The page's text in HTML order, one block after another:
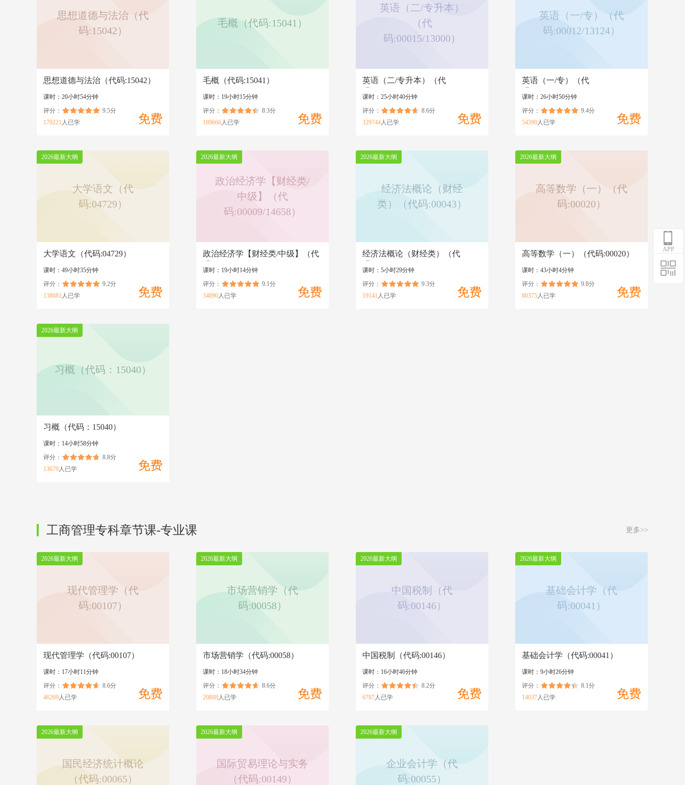
思想道德与法治（代
码:15042）
思想道德与法治（代码:15042）
课时：20小时54分钟
免费
评分：
9.5分
170221 人已学
毛概（代码:15041）
毛概（代码:15041）
课时：19小时15分钟
免费
评分：
8.3分
189666人已学
英语（二/专升本）
（代
码:00015/13000）
英语（二/专升本）（代
课时：25小时40分钟
免费
评分：
8.6分
329744人已学
英语（一/专）（代
码:00012/13124）
英语（一/专）（代
课时：26小时50分钟
免费
评分：
9.4分
54590人已学
2026最新大纲
大学语文（代
码:04729）
大学语文（代码:04729）
课时：49小时35分钟
免费
评分：
9.2分
138681 人已学
2026最新大纲
政治经济学【财经类/
中级】（代
码:00009/14658）
政治经济学【财经类/中级】（代
课时：19小时14分钟
免费
评分：
9.1分
34890人已学
2026最新大纲
经济法概论（财经
类）（代码:00043）
经济法概论（财经类）（代
课时：5小时29分钟
免费
评分：
9.3分
19141 人已学
2026最新大纲
高等数学（一）（代
码:00020）
高等数学（一）（代码:00020）
课时：43小时4分钟
免费
评分：
9.8分
80375人已学
2026最新大纲
习概（代码：15040）
习概（代码：15040）
课时：14小时58分钟
免费
评分：
8.8分
13679人已学
工商管理专科章节课-专业课 更多>>
2026最新大纲
现代管理学（代
码:00107）
现代管理学（代码:00107）
课时：17小时11分钟
免费
评分：
8.6分
46269人已学
2026最新大纲
市场营销学（代
码:00058）
市场营销学（代码:00058）
课时：18小时34分钟
免费
评分：
8.6分
20888人已学
2026最新大纲
中国税制（代
码:00146）
中国税制（代码:00146）
课时：16小时46分钟
免费
评分：
8.2分
6787人已学
2026最新大纲
基础会计学（代
码:00041）
基础会计学（代码:00041）
课时：9小时26分钟
免费
评分：
8.1分
14037人已学
2026最新大纲
国民经济统计概论
（代码:00065）
2026最新大纲
国际贸易理论与实务
（代码:00149）
2026最新大纲
企业会计学（代
码:00055）
APP